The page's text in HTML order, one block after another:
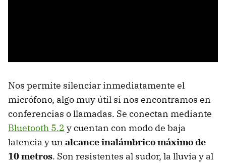
Nos permite silenciar inmediatamente el
micrófono, algo muy útil si nos encontramos en
conferencias o llamadas. Se conectan mediante
Bluetooth 5.2 y cuentan con modo de baja
latencia y un alcance inalámbrico máximo de
10 metros. Son resistentes al sudor, la lluvia y al